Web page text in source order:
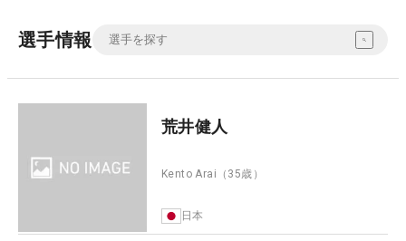
選手情報
荒井健人
Kento Arai （35歳）
日本